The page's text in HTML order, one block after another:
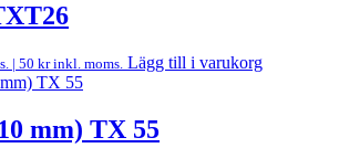
| 50 krinkl. moms. Lägg till i varukorg
mm) TX 55